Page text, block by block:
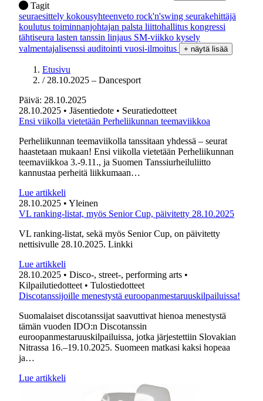
Tagit
seuraesittely kokousyhteenveto rock'n'swing seurakehittäjä
koulutus toiminnanjohtajan palsta liittohallitus kongressi
tähtiseura lasten tanssin linjaus SM-viikko kysely
valmentajalisenssi auditointi vuosi-ilmoitus + näytä lisää
Etusivu
/ 28.10.2025 – Dancesport
Päivä: 28.10.2025
28.10.2025 • Jäsentiedote • Seuratiedotteet
Ensi viikolla vietetään Perheliikunnan teemaviikkoa
Perheliikunnan teemaviikolla tanssitaan yhdessä – seurat
haastetaan mukaan! Ensi viikolla vietetään Perheliikunnan
teemaviikkoa 3.-9.11., ja Suomen Tanssiurheiluliitto
kannustaa perheitä liikkumaan…
Lue artikkeli
28.10.2025 • Yleinen
VL ranking-listat, myös Senior Cup, päivitetty 28.10.2025
VL ranking-listat, sekä myös Senior Cup, on päivitetty
nettisivulle 28.10.2025. Linkki
Lue artikkeli
28.10.2025 • Disco-, street-, performing arts •
Kilpailutiedotteet • Tulostiedotteet
Discotanssijoille menestystä euroopanmestaruuskilpailuissa!
Suomalaiset discotanssijat saavuttivat hienoa menestystä
tämän vuoden IDO:n Discotanssin
euroopanmestaruuskilpailuissa, jotka järjestettiin Slovakian
Nitrassa 16.–19.10.2025. Suomeen matkasi kaksi hopeaa
ja…
Lue artikkeli